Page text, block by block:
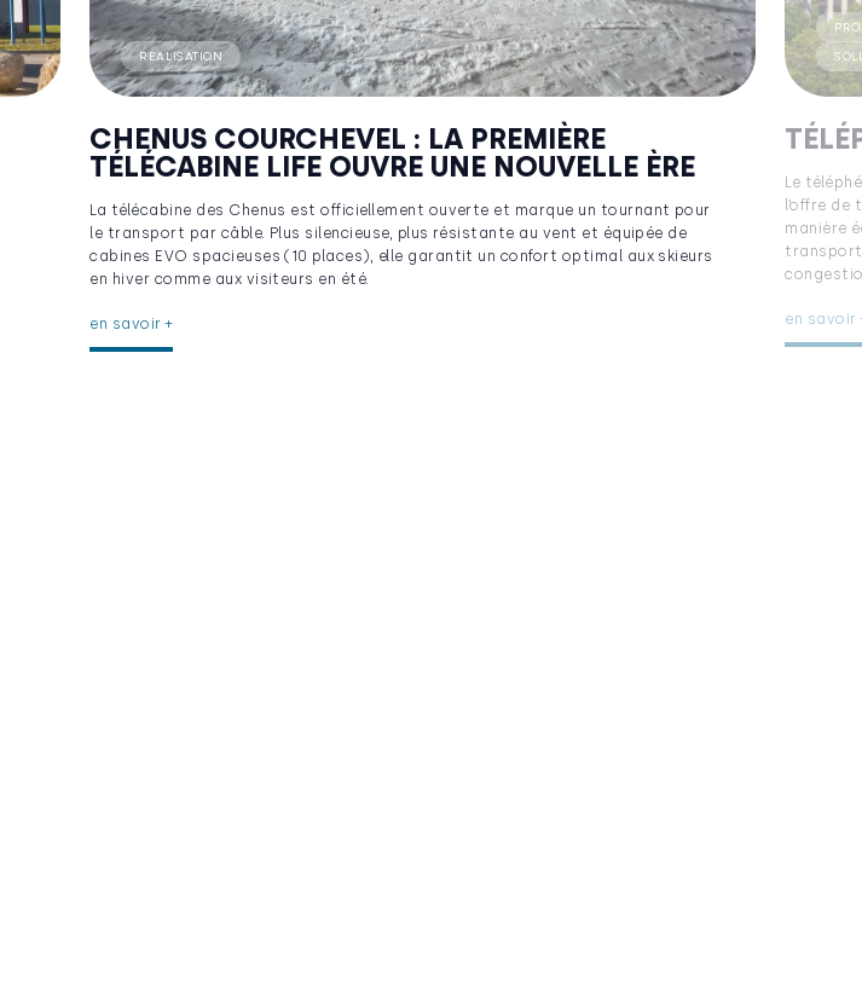
RÉALISATION
CHENUS COURCHEVEL : LA PREMIÈRE
TÉLÉCABINE LIFE OUVRE UNE NOUVELLE ÈRE
La télécabine des Chenus est officiellement ouverte et marque un tournant pour
le transport par câble. Plus silencieuse, plus résistante au vent et équipée de
cabines EVO spacieuses (10 places), elle garantit un confort optimal aux skieurs
en hiver comme aux visiteurs en été.
en savoir +
Le
l’offre
manière
en savoir